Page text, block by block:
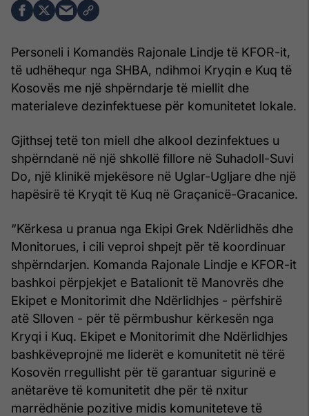
Personeli i Komandës Rajonale Lindje të KFOR-it,
të udhëhequr nga SHBA, ndihmoi Kryqin e Kuq të
Kosovës me një shpërndarje të miellit dhe
materialeve dezinfektuese për komunitetet lokale.
Gjithsej tetë ton miell dhe alkool dezinfektues u
shpërndanë në një shkollë fillore në Suhadoll-Suvi
Do, një klinikë mjekësore në Uglar-Ugljare dhe një
hapësirë të Kryqit të Kuq në Graçanicë-Gracanice.
“Kërkesa u pranua nga Ekipi Grek Ndërlidhës dhe
Monitorues, i cili veproi shpejt për të koordinuar
shpërndarjen. Komanda Rajonale Lindje e KFOR-it
bashkoi përpjekjet e Batalionit të Manovrës dhe
Ekipet e Monitorimit dhe Ndërlidhjes - përfshirë
atë Slloven - për të përmbushur kërkesën nga
Kryqi i Kuq. Ekipet e Monitorimit dhe Ndërlidhjes
bashkëveprojnë me liderët e komunitetit në tërë
Kosovën rregullisht për të garantuar sigurinë e
anëtarëve të komunitetit dhe për të nxitur
marrëdhënie pozitive midis komuniteteve të